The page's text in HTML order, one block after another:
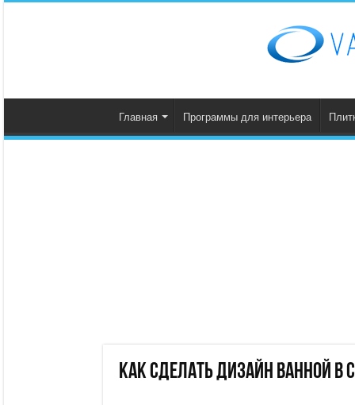
Главная Программы для интерьера
Как сделать дизайн ванной в